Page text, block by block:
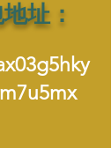
址：